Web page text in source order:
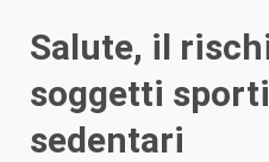
Salute, il
soggetti
sedentari